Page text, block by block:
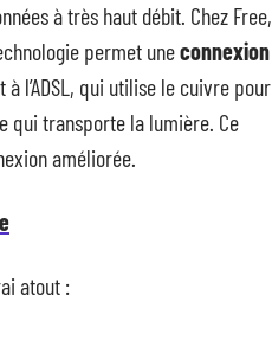
à très haut débit. Chez Free,
permet uneconnexion
l’ADSL, qui utilise le cuivre pour
qui transporte la lumière. Ce
améliorée.
atout :